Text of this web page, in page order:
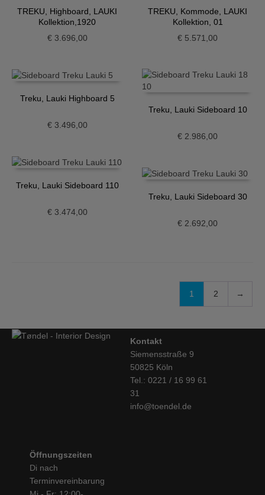
TREKU, Highboard, LAUKI
Kollektion,1920
€3.696,00
TREKU, Kommode, LAUKI
Kollektion, 01
€ 5.571,00
Treku, Lauki Highboard 5
€3.496,00
Treku, Lauki Sideboard 10
€ 2.986,00
Treku, Lauki Sideboard 110
€3.474,00
Treku, Lauki Sideboard 30
€ 2.692,00
1 2 →
Kontakt
Siemensstraße 9
50825 Köln
Tel.: 0221 / 16 99 61
31
info@toendel.de
Öffnungszeiten
Di nach
Terminvereinbarung